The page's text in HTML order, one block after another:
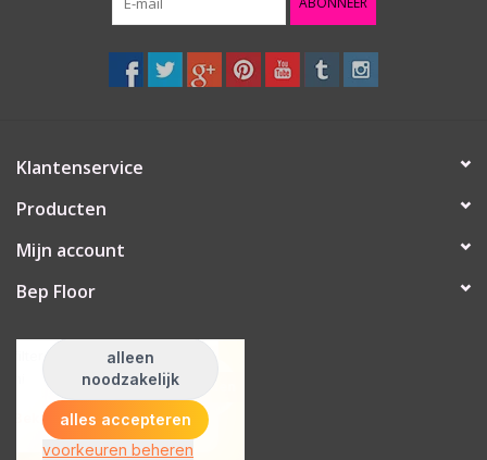
Klantenservice
Producten
Mijn account
Bep Floor